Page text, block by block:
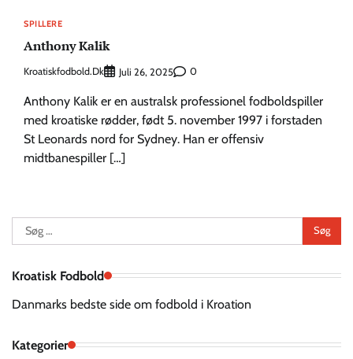
SPILLERE
Anthony Kalik
Kroatiskfodbold.dk Juli 26, 2025 0
Anthony Kalik er en australsk professionel fodboldspiller
med kroatiske rødder, født 5. november 1997 i forstaden
St Leonards nord for Sydney. Han er offensiv
midtbanespiller […]
Søg
efter:
Kroatisk Fodbold
Danmarks bedste side om fodbold i Kroation
Kategorier